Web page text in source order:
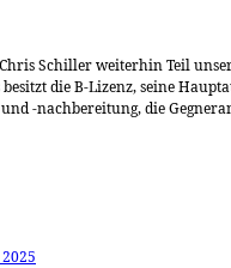
Schiller weiterhin Teil
die B-Lizenz, seine
-nachbereitung, die